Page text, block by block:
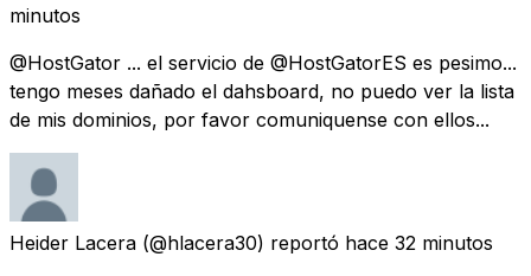
minutos
@HostGator ... el servicio de @HostGatorES es pesimo...
tengo meses dañado el dahsboard, no puedo ver la lista
de mis dominios, por favor comuniquense con ellos...
Heider Lacera (@hlacera30) reportó hace 32 minutos